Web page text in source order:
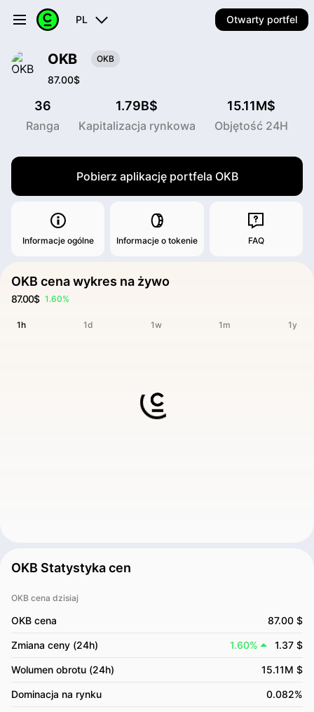
PL Otwarty portfel
OKB OKB
87.00$
36
Ranga
1.79B$
Kapitalizacja rynkowa
15.11M$
Objętość 24H
Pobierz aplikację portfela OKB
Informacje ogólne Informacje o tokenie FAQ
OKB cena wykres na żywo
87.00$ 1.60%
1h 1d 1w 1m 1y
OKB Statystyka cen
OKB cena dzisiaj
OKB cena 87.00 $
Zmiana ceny (24h) 1.60% 1.37 $
Wolumen obrotu (24h) 15.11M $
Dominacja na rynku 0.082%